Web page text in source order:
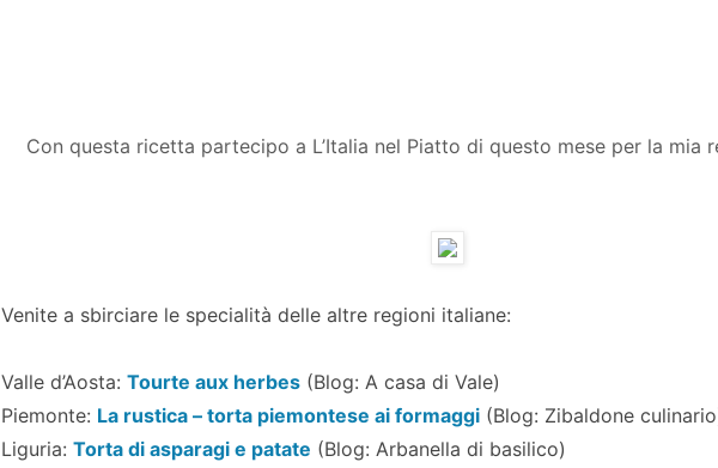
Con questa ricetta partecipo a L’Italia nel Piatto di questo mese per la mia
Venite a sbirciare le specialità delle altre regioni italiane:
Valle d’Aosta: Tourte aux herbes (Blog: A casa di Vale)
Piemonte: La rustica – torta piemontese ai formaggi (Blog: Zibaldone
Liguria: Torta di asparagi e patate (Blog: Arbanella di basilico)